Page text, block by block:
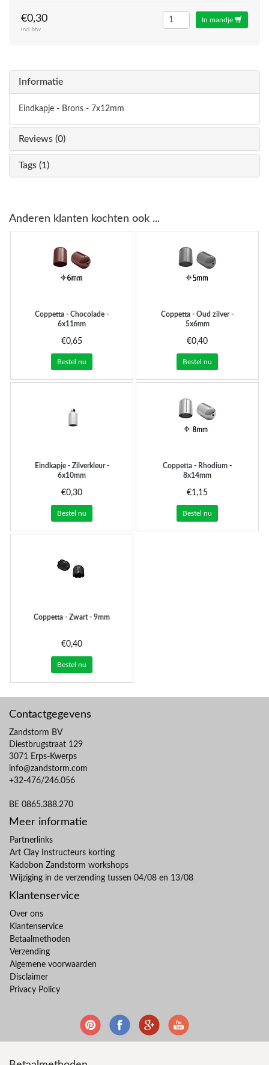
€0,30
Incl. btw
In mandje
Informatie
Eindkapje - Brons - 7x12mm
Reviews (0)
Tags (1)
Anderen klanten kochten ook ...
Coppetta - Chocolade -
6x11mm
€0,65
Bestel nu
Coppetta - Oud zilver -
5x6mm
€0,40
Bestel nu
Eindkapje - Zilverkleur -
6x10mm
€0,30
Bestel nu
Coppetta - Rhodium -
8x14mm
€1,15
Bestel nu
Coppetta - Zwart - 9mm
€0,40
Bestel nu
Contactgegevens
Zandstorm BV
Diestbrugstraat 129
3071 Erps-Kwerps
info@zandstorm.com
+32-476/246.056
BE 0865.388.270
Meer informatie
Partnerlinks
Art Clay Instructeurs korting
Kadobon Zandstorm workshops
Wijziging in de verzending tussen 04/08 en 13/08
Klantenservice
Over ons
Klantenservice
Betaalmethoden
Verzending
Algemene voorwaarden
Disclaimer
Privacy Policy